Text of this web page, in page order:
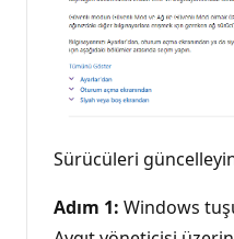
Sürücüleri
Adım 1: Windows